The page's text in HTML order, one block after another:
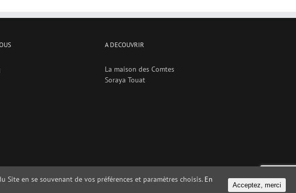
A DECOUVRIR
La maison des Comtes
Soraya Touat
en se souvenant de vos préférences et paramètres choisis. En
Acceptez, merci